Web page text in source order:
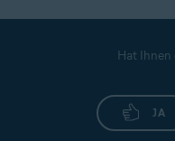
Hat Ihnen
JA